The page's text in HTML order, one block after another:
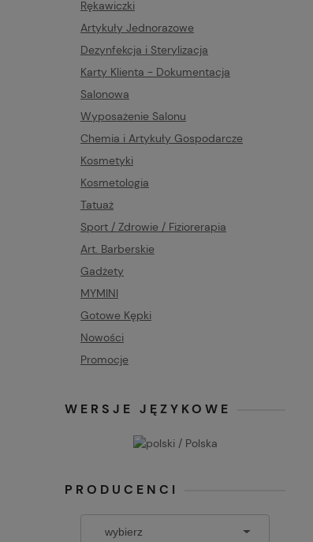
Rękawiczki
Artykuły Jednorazowe
Dezynfekcja i Sterylizacja
Karty Klienta - Dokumentacja
Salonowa
Wyposażenie Salonu
Chemia i Artykuły Gospodarcze
Kosmetyki
Kosmetologia
Tatuaż
Sport / Zdrowie / Fiziorerapia
Art. Barberskie
Gadżety
MYMINI
Gotowe Kępki
Nowości
Promocje
WERSJE JĘZYKOWE
PRODUCENCI